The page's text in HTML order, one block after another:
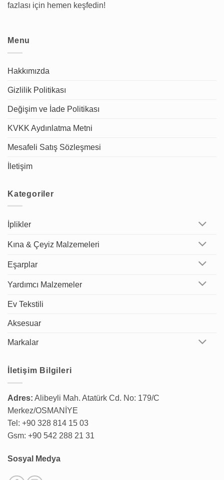
fazlası için hemen keşfedin!
Menu
Hakkımızda
Gizlilik Politikası
Değişim ve İade Politikası
KVKK Aydınlatma Metni
Mesafeli Satış Sözleşmesi
İletişim
Kategoriler
İplikler
Kına & Çeyiz Malzemeleri
Eşarplar
Yardımcı Malzemeler
Ev Tekstili
Aksesuar
Markalar
İletişim Bilgileri
Adres: Alibeyli Mah. Atatürk Cd. No: 179/C
Merkez/OSMANİYE
Tel: +90 328 814 15 03
Gsm: +90 542 288 21 31
Sosyal Medya